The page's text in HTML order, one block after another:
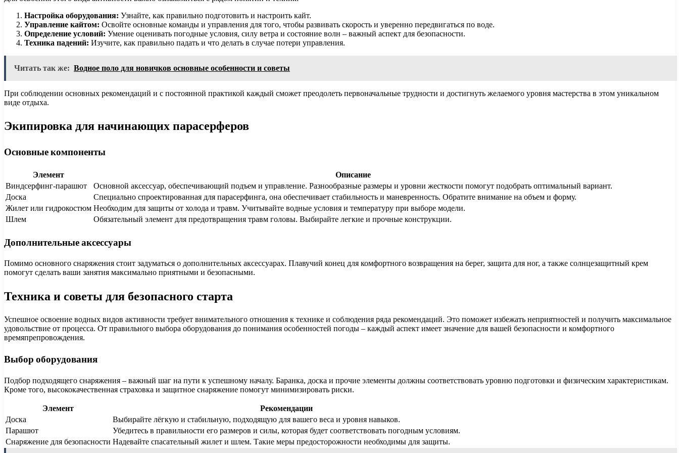
Настройка оборудования: Узнайте, как правильно подготовить и настроить кайт.
Управление кайтом: Освойте основные команды и управления для того, чтобы развивать скорость и уверенно передвигаться по воде.
Определение условий: Умение оценивать погодные условия, силу ветра и состояние волн – важный аспект для безопасности.
Техника падений: Изучите, как правильно падать и что делать в случае потери управления.
Читать так же: Водное поло для новичков основные особенности и советы
При соблюдении основных рекомендаций и с постоянной практикой каждый сможет преодолеть первоначальные трудности и достигнуть желаемого уровня мастерства в этом уникальном
виде отдыха.
Экипировка для начинающих парасерферов
Основные компоненты
Элемент
Описание
Виндсерфинг-парашют
Основной аксессуар, обеспечивающий подъем и управление. Разнообразные размеры и уровни жесткости помогут подобрать оптимальный вариант.
Доска
Специально спроектированная для парасерфинга, она обеспечивает стабильность и маневренность. Обратите внимание на объем и форму.
Жилет или гидрокостюм Необходим для защиты от холода и травм. Учитывайте водные условия и температуру при выборе модели.
Шлем
Обязательный элемент для предотвращения травм головы. Выбирайте легкие и прочные конструкции.
Дополнительные аксессуары
Помимо основного снаряжения стоит задуматься о дополнительных аксессуарах. Плавучий конец для комфортного возвращения на берег, защита для ног, а также солнцезащитный крем
помогут сделать ваши занятия максимально приятными и безопасными.
Техника и советы для безопасного старта
Успешное освоение водных видов активности требует внимательного отношения к технике и соблюдения ряда рекомендаций. Это поможет избежать неприятностей и получить максимальное
удовольствие от процесса. От правильного выбора оборудования до понимания особенностей погоды – каждый аспект имеет значение для вашей безопасности и комфортного
времяпрепровождения.
Выбор оборудования
Подбор подходящего снаряжения – важный шаг на пути к успешному началу. Баранка, доска и прочие элементы должны соответствовать уровню подготовки и физическим характеристикам.
Кроме того, высококачественная страховка и защитное снаряжение помогут минимизировать риски.
Элемент
Рекомендации
Доска
Выбирайте лёгкую и стабильную, подходящую для вашего веса и уровня навыков.
Парашют
Убедитесь в правильности его размеров и силы, которая будет соответствовать погодным условиям.
Снаряжение для безопасности Надевайте спасательный жилет и шлем. Такие меры предосторожности необходимы для защиты.